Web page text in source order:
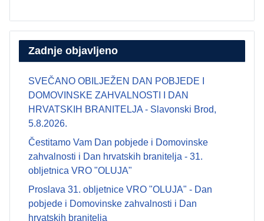
Zadnje objavljeno
SVEČANO OBILJEŽEN DAN POBJEDE I
DOMOVINSKE ZAHVALNOSTI I DAN
HRVATSKIH BRANITELJA - Slavonski Brod,
5.8.2026.
Čestitamo Vam Dan pobjede i Domovinske
zahvalnosti i Dan hrvatskih branitelja - 31.
obljetnica VRO "OLUJA"
Proslava 31. obljetnice VRO "OLUJA" - Dan
pobjede i Domovinske zahvalnosti i Dan
hrvatskih branitelja